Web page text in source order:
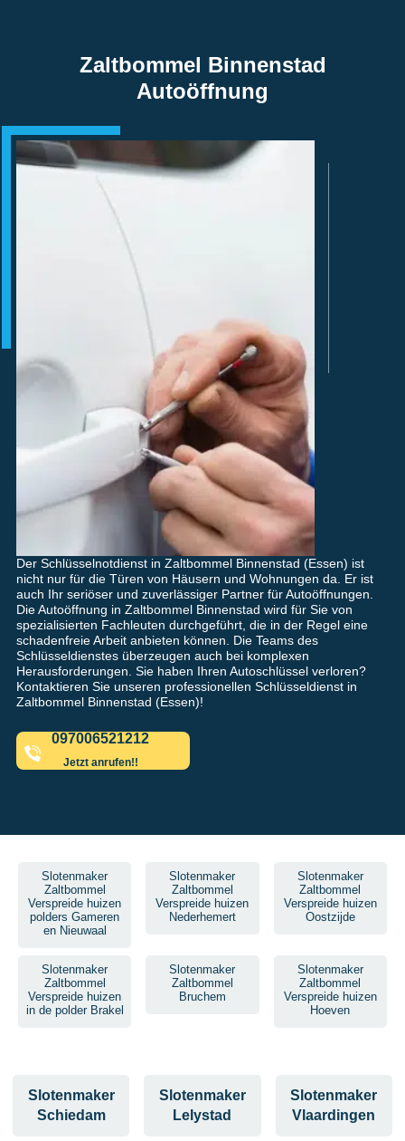
Zaltbommel Binnenstad
Autoöffnung
Der Schlüsselnotdienst in Zaltbommel Binnenstad (Essen) ist
nicht nur für die Türen von Häusern und Wohnungen da. Er ist
auch Ihr seriöser und zuverlässiger Partner für Autoöffnungen.
Die Autoöffnung in Zaltbommel Binnenstad wird für Sie von
spezialisierten Fachleuten durchgeführt, die in der Regel eine
schadenfreie Arbeit anbieten können. Die Teams des
Schlüsseldienstes überzeugen auch bei komplexen
Herausforderungen. Sie haben Ihren Autoschlüssel verloren?
Kontaktieren Sie unseren professionellen Schlüsseldienst in
Zaltbommel Binnenstad (Essen)!
097006521212
Jetzt anrufen!!
Slotenmaker
Zaltbommel
Verspreide huizen
polders Gameren
en Nieuwaal
Slotenmaker
Zaltbommel
Verspreide huizen
Nederhemert
Slotenmaker
Zaltbommel
Verspreide huizen
Oostzijde
Slotenmaker
Zaltbommel
Verspreide huizen
in de polder Brakel
Slotenmaker
Zaltbommel
Bruchem
Slotenmaker
Zaltbommel
Verspreide huizen
Hoeven
Slotenmaker
Schiedam
Slotenmaker
Lelystad
Slotenmaker
Vlaardingen